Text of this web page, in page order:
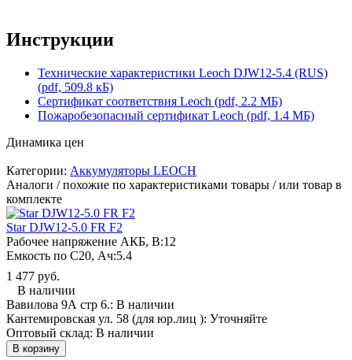
Инструкции
Технические характеристики Leoch DJW12-5.4 (RUS)
(pdf, 509.8 кБ)
Сертификат соответствия Leoch (pdf, 2.2 МБ)
Пожаробезопасный сертификат Leoch (pdf, 1.4 МБ)
Динамика цен
Категории: Аккумуляторы LEOCH
Аналоги / похожие по характеристиками товары / или товар в
комплекте
Star DJW12-5.0 FR F2
Рабочее напряжение АКБ, B:12
Емкость по С20, Ач:5.4
1 477 руб.
В наличии
Вавилова 9А стр 6.: В наличии
Кантемировская ул. 58 (для юр.лиц ): Уточняйте
Оптовый склад: В наличии
В корзину